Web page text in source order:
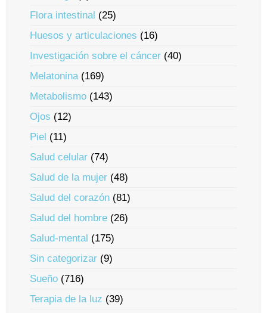
Flora intestinal (25)
Huesos y articulaciones (16)
Investigación sobre el cáncer (40)
Melatonina(169)
Metabolismo (143)
Ojos (12)
Piel (11)
Salud celular (74)
Salud de la mujer (48)
Salud del corazón (81)
Salud del hombre (26)
Salud-mental (175)
Sin categorizar (9)
Sueño (716)
Terapia de la luz (39)